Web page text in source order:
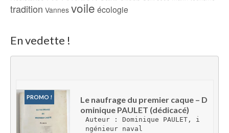
tradition Vannes voile écologie
En vedette !
PROMO !
Le naufrage du premier caque – D
ominique PAULET (dédicacé)
Auteur : Dominique PAULET, i
ngénieur naval